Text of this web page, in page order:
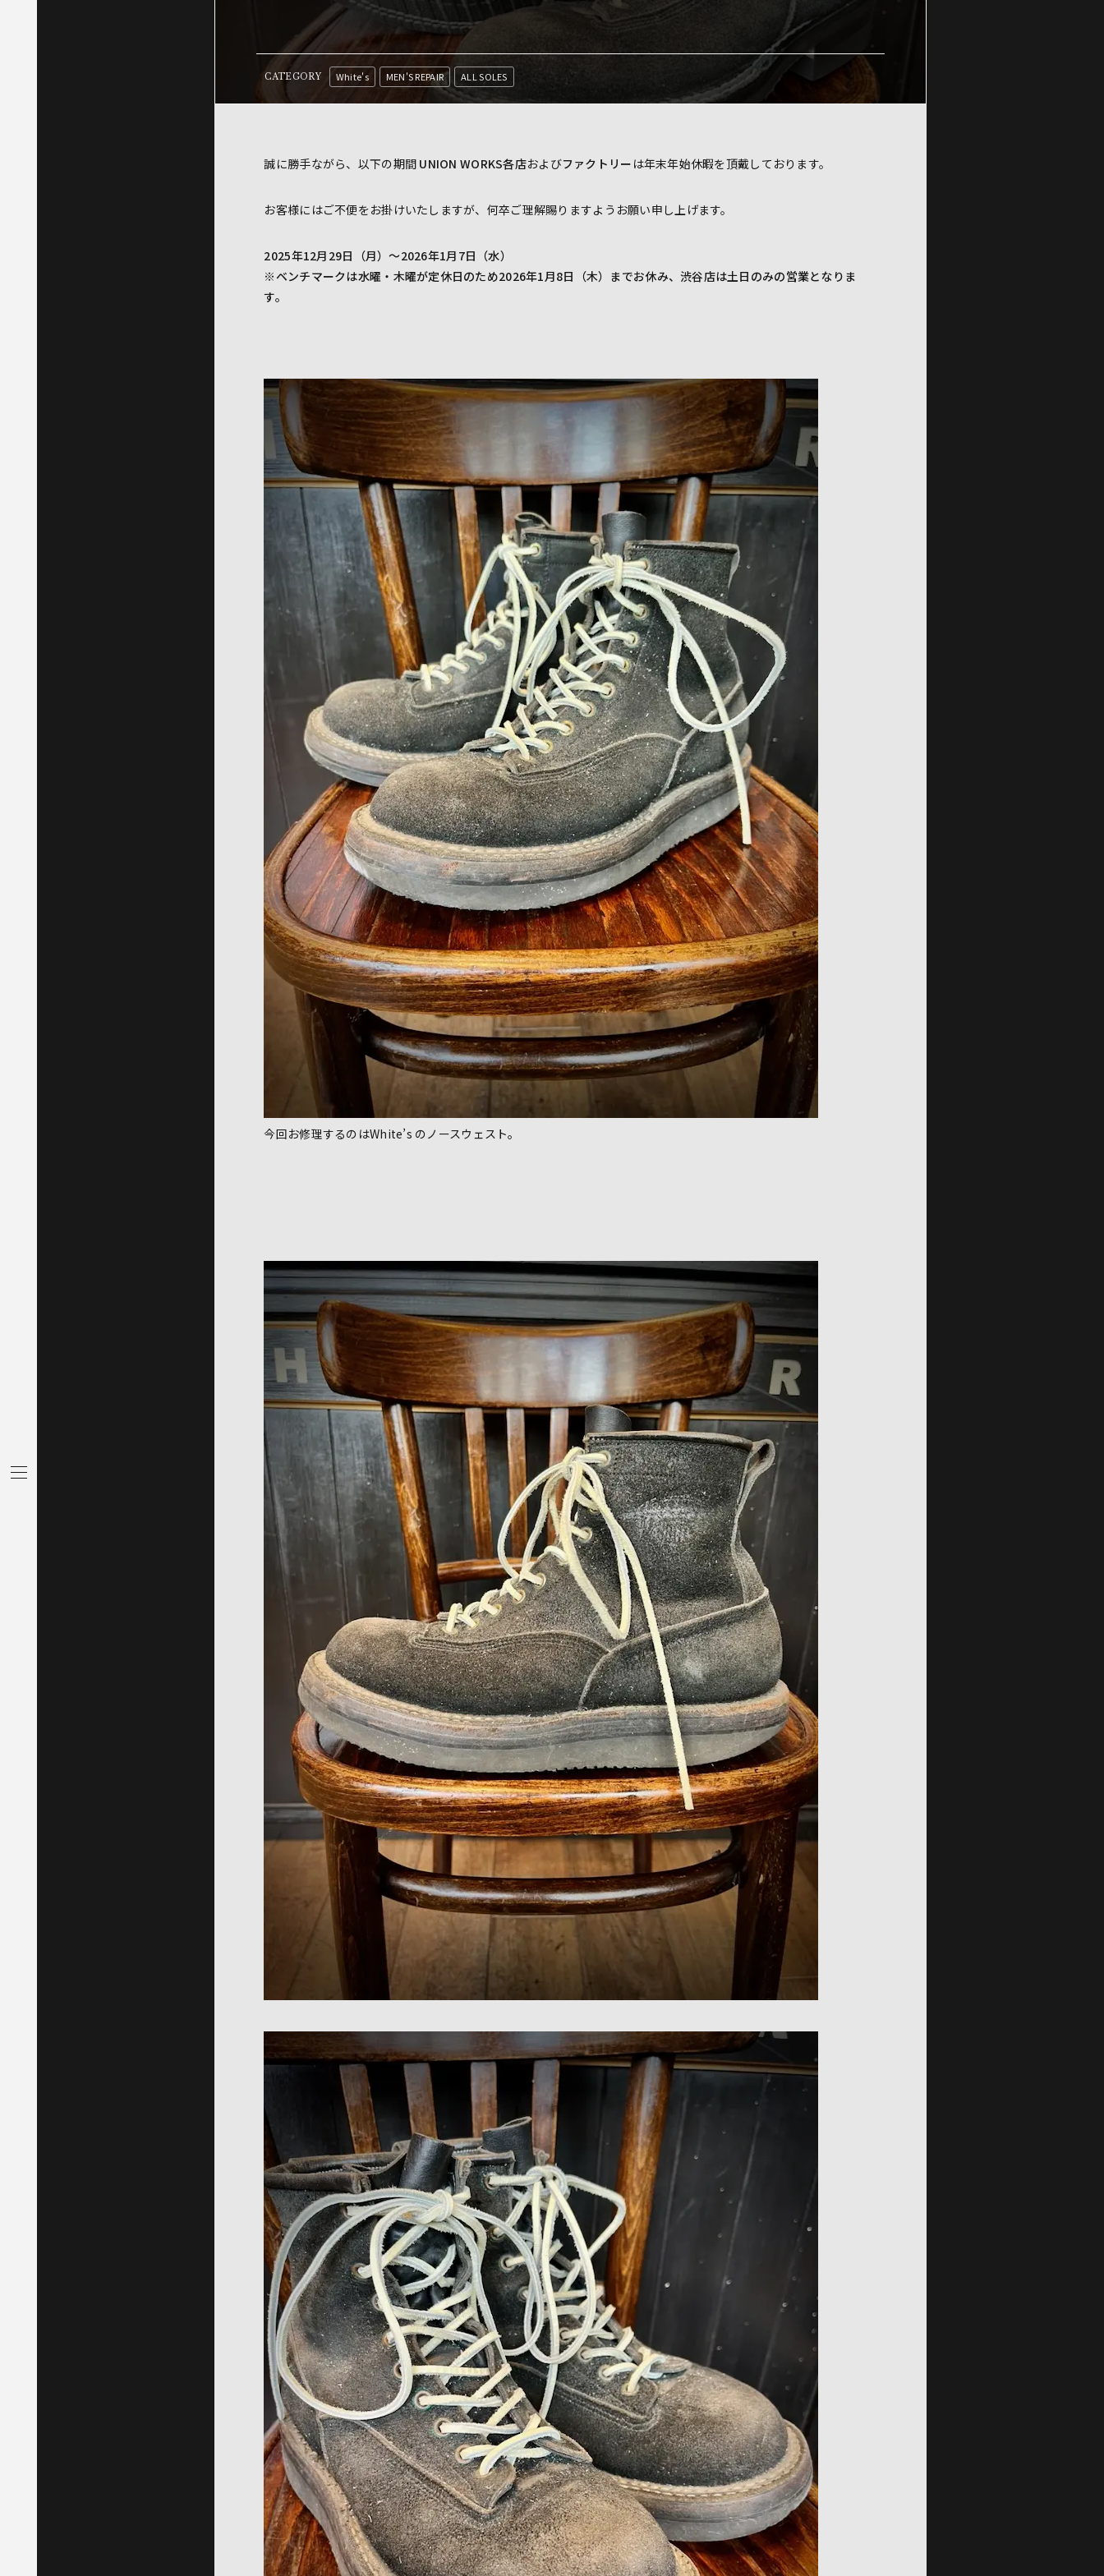
CATEGORY White's MEN'S REPAIR ALL SOLES
誠に勝手ながら、以下の期間 UNION WORKS各店およびファクトリー は年末年始休暇を頂戴しております。
お客様にはご不便をお掛けいたしますが、何卒ご理解賜りますようお願い申し上げます。
2025年12月29日（月）～2026年1月7日（水）
※ベンチマークは水曜・木曜が定休日のため2026年1月8日（木）までお休み、渋谷店は土日のみの営業となりま
す。
今回お修理するのはWhite’s のノースウェスト。